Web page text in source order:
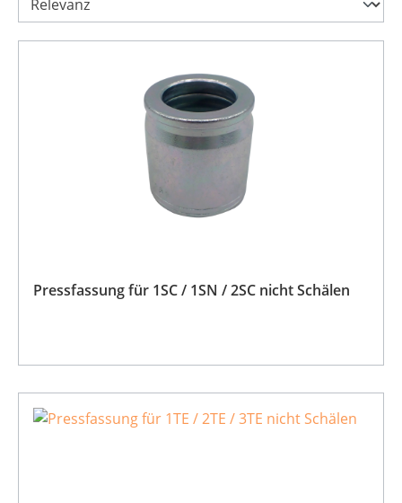
Pressfassung für 1SC / 1SN / 2SC nicht Schälen